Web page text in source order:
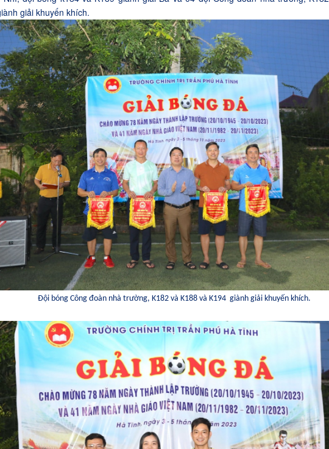
giải khuyến khích.
Đội bóng Công đoàn nhà trường, K182và K188 và K194 giành giải khuyến khích.